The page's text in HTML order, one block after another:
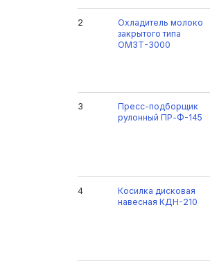
2
Охладитель молоко
закрытого типа
ОМЗТ-3000
3
Пресс-подборщик
рулонный ПР-Ф-145
4
Косилка дисковая
навесная КДН-210